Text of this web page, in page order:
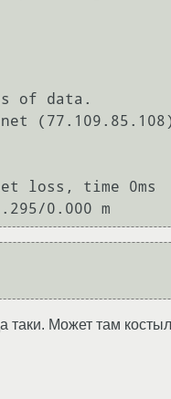
of data.
loss, time 0ms
0.000 m
таки. Может там